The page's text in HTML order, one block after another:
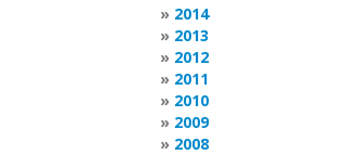
2014
2013
2012
2011
2010
2009
2008